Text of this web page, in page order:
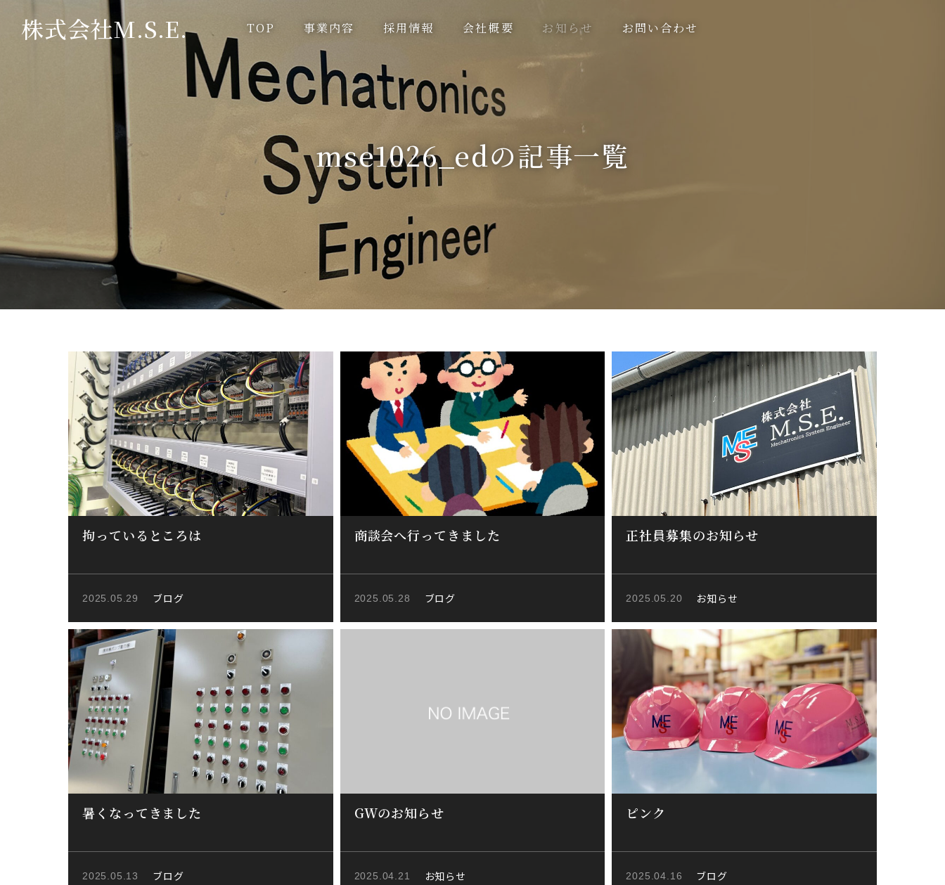
株式会社M.S.E. TOP 事業内容 採用情報 会社概要 お知らせ お問い合わせ
mse1026_edの記事一覧
拘っているところは
2025.05.29 ブログ
商談会へ行ってきました
2025.05.28 ブログ
正社員募集のお知らせ
2025.05.20 お知らせ
暑くなってきました
2025.05.13 ブログ
GWのお知らせ
2025.04.21 お知らせ
ピンク
2025.04.16 ブログ